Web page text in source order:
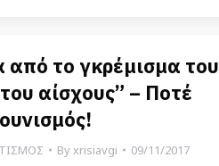
από το γκρέμισμα του
αίσχους” – Ποτέ
Byxrisiavgi 09/11/2017